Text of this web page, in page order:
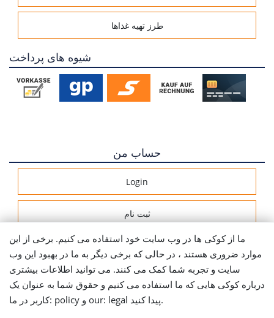
طرز تهیه غذاها
شیوه های پرداخت
حساب من
Login
ثبت نام
اطلاعات ارسال
Let's stay connected
ما از کوکی ها در وب سایت خود استفاده می کنیم. برخی از این
موارد ضروری هستند ، در حالی که برخی دیگر به ما در بهبود این وب
سایت و تجربه شما کمک می کنند. می توانید اطلاعات بیشتری
درباره کوکی هایی که ما استفاده می کنیم و حقوق شما به عنوان یک
کاربر در ما: policy و our: legal پیدا کنید.